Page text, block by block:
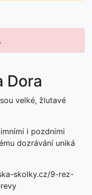
Dora
velké, žlutavé
i pozdními
dozrávání uniká
skolky.cz/9-rez-